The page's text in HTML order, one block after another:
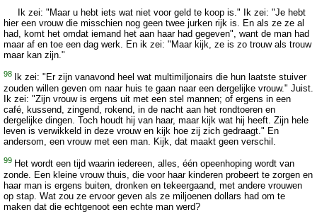
Ik zei: "Maar u hebt iets wat niet voor geld te koop is." Ik zei: "Je hebt
hier een vrouw die misschien nog geen twee jurken rijk is. En als ze ze al
had, komt het omdat iemand het aan haar had gegeven", want de man had
maar af en toe een dag werk. En ik zei: "Maar kijk, ze is zo trouw als trouw
maar kan zijn."
98
Ik zei: "Er zijn vanavond heel wat multimiljonairs die hun laatste stuiver
zouden willen geven om naar huis te gaan naar een dergelijke vrouw." Juist.
Ik zei: "Zijn vrouw is ergens uit met een stel mannen; of ergens in een
café, kussend, zingend, rokend, in de nacht aan het rondtoeren en
dergelijke dingen. Toch houdt hij van haar, maar kijk wat hij heeft. Zijn hele
leven is verwikkeld in deze vrouw en kijk hoe zij zich gedraagt." En
andersom, een vrouw met een man. Kijk, dat maakt geen verschil.
99 Het wordt een tijd waarin iedereen, alles, één opeenhoping wordt van
zonde. Een kleine vrouw thuis, die voor haar kinderen probeert te zorgen en
haar man is ergens buiten, dronken en tekeergaand, met andere vrouwen
op stap. Wat zou ze ervoor geven als ze miljoenen dollars had om te
maken dat die echtgenoot een echte man werd?